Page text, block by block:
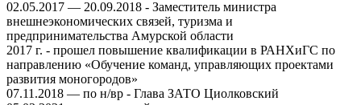
02.05.2017 — 20.09.2018 - Заместитель министра
внешнеэкономических связей, туризма и
предпринимательства Амурской области
2017 г. - прошел повышение квалификации в РАНХиГС по
направлению «Обучение команд, управляющих проектами
развития моногородов»
07.11.2018 — по н/вр - Глава ЗАТО Циолковский